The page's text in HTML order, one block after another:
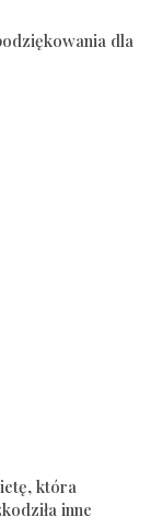
dla
która
inne